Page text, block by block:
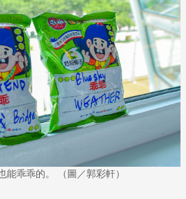
能乖乖的。 （圖／郭彩軒）